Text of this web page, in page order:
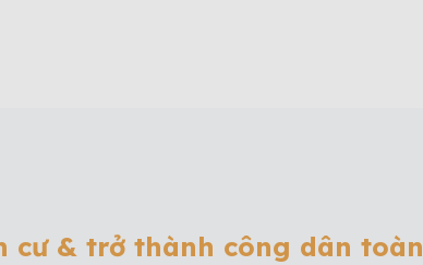
cư & trở thành công dân toàn